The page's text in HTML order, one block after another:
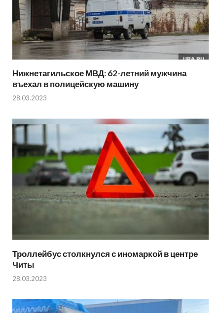
Нижнетагильское МВД: 62-летний мужчина
въехал в полицейскую машину
28.03.2023
Троллейбус столкнулся с иномаркой в центре
Читы
28.03.2023